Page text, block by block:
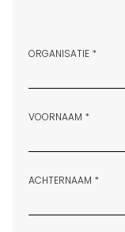
ORGANISATIE *
VOORNAAM *
ACHTERNAAM *